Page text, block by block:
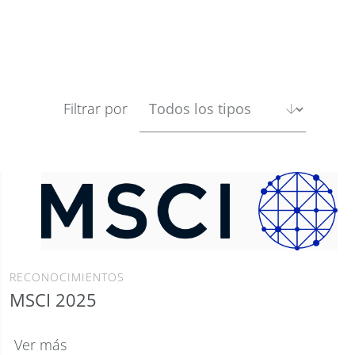
Filtrar por
RECONOCIMIENTOS
MSCI 2025
Ver más